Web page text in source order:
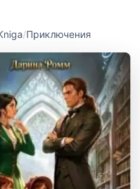
/Приключения